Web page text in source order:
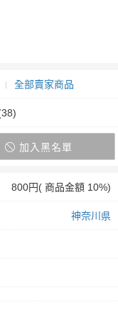
全部賣家商品
加入黑名單
800円( 商品金額 10%)
神奈川県